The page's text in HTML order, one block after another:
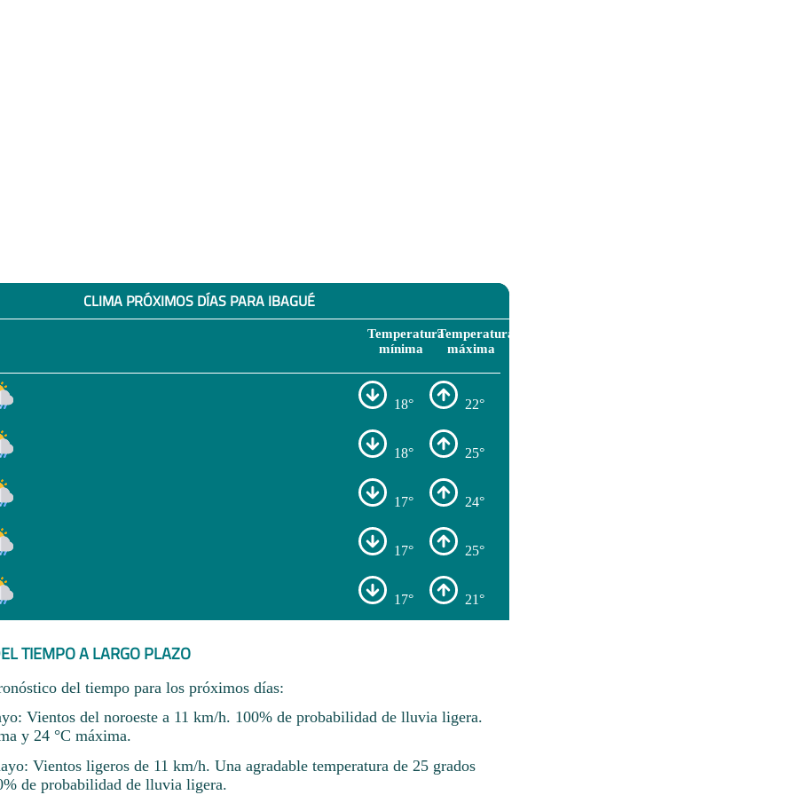
CLIMA PRÓXIMOS DÍAS PARA IBAGUÉ
Temperatura
mínima
Temperatura
máxima
18° 22°
18° 25°
17° 24°
17° 25°
17° 21°
TIEMPO A LARGO PLAZO
del tiempo para los próximos días:
Vientos del noroeste a 11 km/h. 100% de probabilidad de lluvia ligera.
y 24 °C máxima.
Vientos ligeros de 11 km/h. Una agradable temperatura de 25 grados
de probabilidad de lluvia ligera.